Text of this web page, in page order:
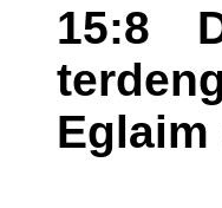
15:8
Eglaim